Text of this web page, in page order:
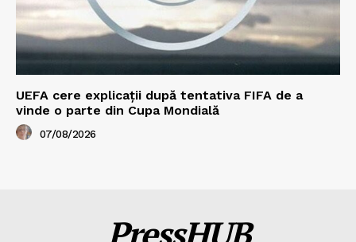
UEFA cere explicații după tentativa FIFA de a
vinde o parte din Cupa Mondială
07/08/2026